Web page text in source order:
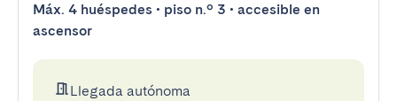
Máx. 4 huéspedes • piso n.º 3 • accesible en
ascensor
Llegada autónoma